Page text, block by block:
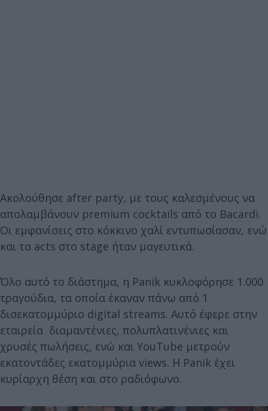
Ακολούθησε after party, με τους καλεσμένους να
απολαμβάνουν premium cocktails από το Bacardi.
Οι εμφανίσεις στο κόκκινο χαλί εντυπωσίασαν, ενώ
και τα acts στο stage ήταν μαγευτικά.
Όλο αυτό το διάστημα, η Panik κυκλοφόρησε 1.000
τραγούδια, τα οποία έκαναν πάνω από 1
δισεκατομμύριο digital streams. Αυτό έφερε στην
εταιρεία διαμαντένιες, πολυπλατινένιες και
χρυσές πωλήσεις, ενώ και YouTube μετρούν
εκατοντάδες εκατομμύρια views. Η Panik έχει
κυρίαρχη θέση και στο ραδιόφωνο.